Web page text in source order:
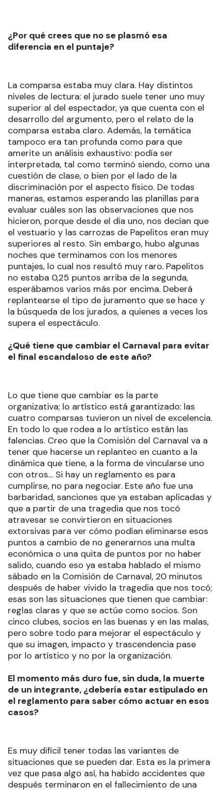
¿Por qué crees que no se plasmó esa
diferencia en el puntaje?
La comparsa estaba muy clara. Hay distintos
niveles de lectura: el jurado suele tener uno muy
superior al del espectador, ya que cuenta con el
desarrollo del argumento, pero el relato de la
comparsa estaba claro. Además, la temática
tampoco era tan profunda como para que
amerite un análisis exhaustivo: podía ser
interpretada, tal como terminó siendo, como una
cuestión de clase, o bien por el lado de la
discriminación por el aspecto físico. De todas
maneras, estamos esperando las planillas para
evaluar cuáles son las observaciones que nos
hicieron, porque desde el día uno, nos decían que
el vestuario y las carrozas de Papelitos eran muy
superiores al resto. Sin embargo, hubo algunas
noches que terminamos con los menores
puntajes, lo cual nos resultó muy raro. Papelitos
no estaba 0,25 puntos arriba de la segunda,
esperábamos varios más por encima. Deberá
replantearse el tipo de juramento que se hace y
la búsqueda de los jurados, a quienes a veces los
supera el espectáculo.
¿Qué tiene que cambiar el Carnaval para evitar
el final escandaloso de este año?
Lo que tiene que cambiar es la parte
organizativa; lo artístico está garantizado: las
cuatro comparsas tuvieron un nivel de excelencia.
En todo lo que rodea a lo artístico están las
falencias. Creo que la Comisión del Carnaval va a
tener que hacerse un replanteo en cuanto a la
dinámica que tiene, a la forma de vincularse uno
con otros… Si hay un reglamento es para
cumplirse, no para negociar. Este año fue una
barbaridad, sanciones que ya estaban aplicadas y
que a partir de una tragedia que nos tocó
atravesar se convirtieron en situaciones
extorsivas para ver cómo podían eliminarse esos
puntos a cambio de no generarnos una multa
económica o una quita de puntos por no haber
salido, cuando eso ya estaba hablado el mismo
sábado en la Comisión de Carnaval, 20 minutos
después de haber vivido la tragedia que nos tocó;
esas son las situaciones que tienen que cambiar:
reglas claras y que se actúe como socios. Son
cinco clubes, socios en las buenas y en las malas,
pero sobre todo para mejorar el espectáculo y
que su imagen, impacto y trascendencia pase
por lo artístico y no por la organización.
El momento más duro fue, sin duda, la muerte
de un integrante, ¿debería estar estipulado en
el reglamento para saber cómo actuar en esos
casos?
Es muy difícil tener todas las variantes de
situaciones que se pueden dar. Esta es la primera
vez que pasa algo así, ha habido accidentes que
después terminaron en el fallecimiento de una